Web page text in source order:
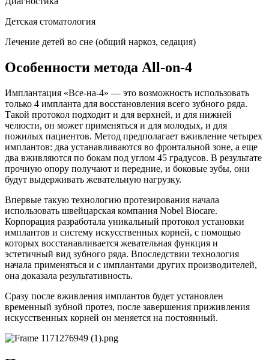
Детская стоматология
Лечение детей во сне (общий наркоз, седация)
Особенности метода All-on-4
Имплантация «Все-на-4» — это возможность использовать
только 4 импланта для восстановления всего зубного ряда.
Такой протокол подходит и для верхней, и для нижней
челюсти, он может применяться и для молодых, и для
пожилых пациентов. Метод предполагает вживление четырех
имплантов: два устанавливаются во фронтальной зоне, а еще
два вживляются по бокам под углом 45 градусов. В результате
прочную опору получают и передние, и боковые зубы, они
будут выдерживать жевательную нагрузку.
Впервые такую технологию протезирования начала
использовать швейцарская компания Nobel Biocare.
Корпорация разработала уникальный протокол установки
имплантов и систему искусственных корней, с помощью
которых восстанавливается жевательная функция и
эстетичный вид зубного ряда. Впоследствии технология
начала применяться и с имплантами других производителей,
она доказала результативность.
Сразу после вживления имплантов будет установлен
временный зубной протез, после завершения приживления
искусственных корней он меняется на постоянный.